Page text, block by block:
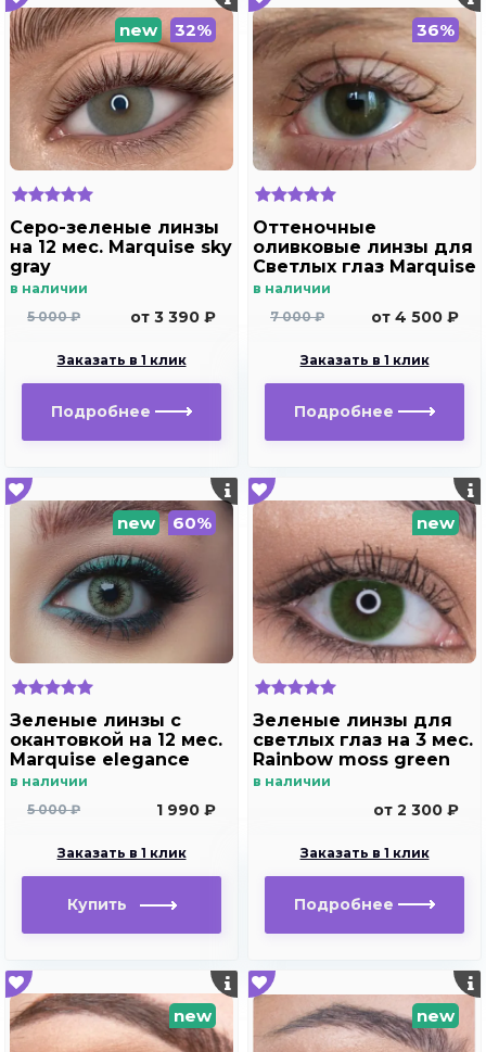
new 32%
Серо-зеленые линзы
на 12 мес. Marquise sky
gray
в наличии
5 000 ₽
от 3 390 ₽
Заказать в 1 клик
Подробнее
36%
Оттеночные
оливковые линзы для
Светлых глаз Marquise
Solo Olive
в наличии
7 000 ₽
от 4 500 ₽
Заказать в 1 клик
Подробнее
new 60%
Зеленые линзы c
окантовкой на 12 мес.
Marquise elegance
green m2
в наличии
5 000 ₽
1 990 ₽
Заказать в 1 клик
new
Зеленые линзы для
светлых глаз на 3 мес.
Rainbow moss green
в наличии
от 2 300 ₽
Заказать в 1 клик
Подробнее
new new